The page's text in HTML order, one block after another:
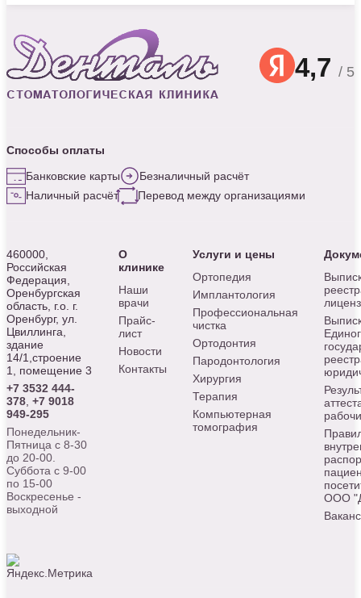
4,7 / 5
Способы оплаты
Банковские карты
Безналичный расчёт
Наличный расчёт
Перевод между организациями
460000,
Российская
Федерация,
Оренбургская
область, г.о. г.
Оренбург, ул.
Цвиллинга,
здание
14/1,строение
1, помещение 3
+7 3532 444-
378, +7 9018
949-295
Понедельник-
Пятница с 8-30
до 20-00.
Суббота с 9-00
по 15-00
Воскресенье -
выходной
О
клинике
Наши
врачи
Прайс-
лист
Новости
Контакты
Услуги и цены
Ортопедия
Имплантология
Профессиональная
чистка
Ортодонтия
Пародонтология
Хирургия
Терапия
Компьютерная
томография
ООО